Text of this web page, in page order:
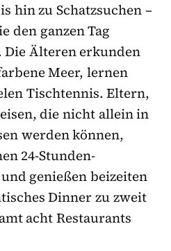
hin zu Schatzsuchen –
den ganzen Tag
Älteren erkunden
Meer, lernen
Tischtennis. Eltern,
die nicht allein in
werden können,
24-Stunden-
genießen beizeiten
Dinner zu zweit
acht Restaurants